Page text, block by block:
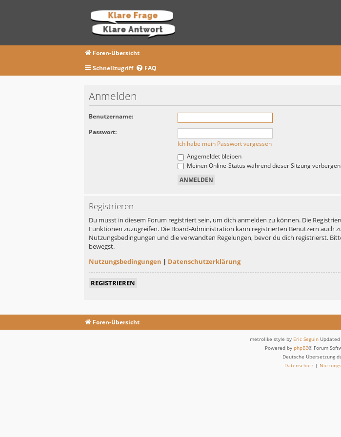
Foren-Übersicht
Schnellzugriff
FAQ
Anmelden
Benutzername:
Passwort:
Ich habe mein Passwort vergessen
Angemeldet bleiben
Meinen Online-Status während dieser Sitzung verbergen
Registrieren
Du musst in diesem Forum registriert sein, um dich anmelden zu können. Die
Funktionen zuzugreifen. Die Board-Administration kann registrierten Benutzern auch
Nutzungsbedingungen und die verwandten Regelungen, bevor du dich registrierst.
bewegst.
Nutzungsbedingungen | Datenschutzerklärung
REGISTRIEREN
Foren-Übersicht
metrolike style by Eric Seguin
Powered by phpBB® Forum
Deutsche Übersetzung
Datenschutz |